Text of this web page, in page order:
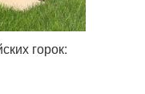
горок: